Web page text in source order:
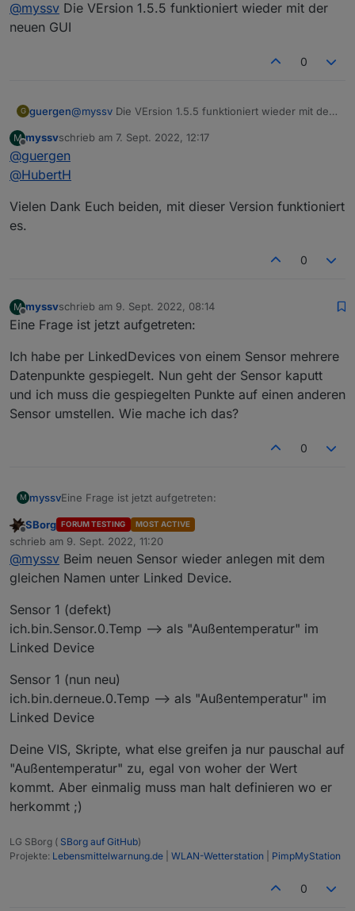
Was kann ich tun? Alles im Stable Release.
erstellen möchte, dann gibt es da keinen Bereich für
umzustellen, die Option habe ich bei mir nicht:
Was kann ich tun? Alles im Stable Release.
@myssv Die VErsion 1.5.5 funktioniert wieder mit der
neuen GUI
0
G guergen@myssv Die VErsion 1.5.5 funktioniert wieder mit der
M myssvschrieb am 7. Sept. 2022, 12:17
zuletzt editiert von
@guergen
@HubertH
Vielen Dank Euch beiden, mit dieser Version funktioniert
es.
0
M
Offline
myssvschrieb am 9. Sept. 2022, 08:14
zuletzt editiert von
Eine Frage ist jetzt aufgetreten:
Ich habe per LinkedDevices von einem Sensor mehrere
Datenpunkte gespiegelt. Nun geht der Sensor kaputt
und ich muss die gespiegelten Punkte auf einen anderen
Sensor umstellen. Wie mache ich das?
0
M myssvEine Frage ist jetzt aufgetreten:
Ich habe per LinkedDevices von einem Sensor mehrere
Datenpunkte gespiegelt. Nun geht der Sensor kaputt
und ich muss die gespiegelten Punkte auf einen
anderen Sensor umstellen. Wie mache ich das?
Offline
SBorg FORUM TESTING MOST ACTIVE
schrieb am 9. Sept. 2022, 11:20
zuletzt editiert von
@myssv Beim neuen Sensor wieder anlegen mit dem
gleichen Namen unter Linked Device.
Sensor 1 (defekt)
ich.bin.Sensor.0.Temp --> als "Außentemperatur" im
Linked Device
Sensor 1 (nun neu)
ich.bin.derneue.0.Temp --> als "Außentemperatur" im
Linked Device
Deine VIS, Skripte, what else greifen ja nur pauschal auf
"Außentemperatur" zu, egal von woher der Wert
kommt. Aber einmalig muss man halt definieren wo er
herkommt ;)
LG SBorg ( SBorg auf GitHub)
Projekte: Lebensmittelwarnung.de WLAN-Wetterstation PimpMyStation
0